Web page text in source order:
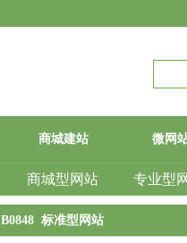
商城建站 微网
商城型网站 专业型
B0848 标准型网站